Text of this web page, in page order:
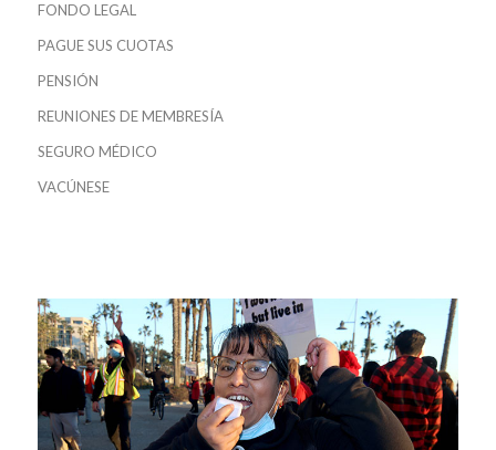
FONDO LEGAL
PAGUE SUS CUOTAS
PENSIÓN
REUNIONES DE MEMBRESÍA
SEGURO MÉDICO
VACÚNESE